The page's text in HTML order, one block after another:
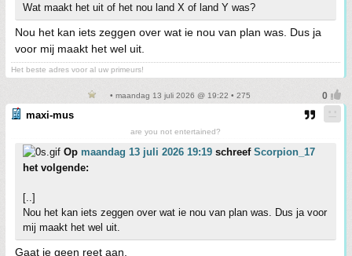
Wat maakt het uit of het nou land X of land Y was?
Nou het kan iets zeggen over wat ie nou van plan was. Dus ja
voor mij maakt het wel uit.
Het beste adres voor al uw primeurs!
• maandag 13 juli 2026 @ 19:22 • 275
maxi-mus
are you not entertained?
Op maandag 13 juli 2026 19:19 schreef Scorpion_17
het volgende:
[..]
Nou het kan iets zeggen over wat ie nou van plan was. Dus ja voor
mij maakt het wel uit.
Gaat je geen reet aan.